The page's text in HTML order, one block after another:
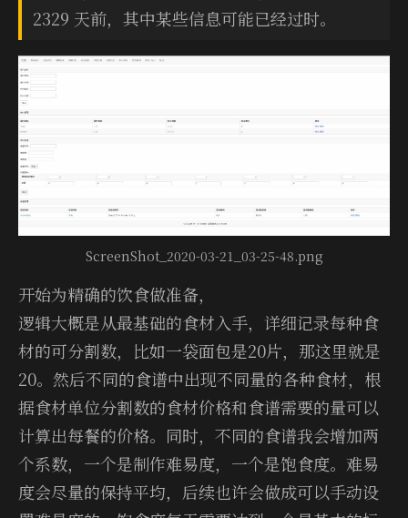
2329 天前，其中某些信息可能已经过时。
ScreenShot_2020-03-21_03-25-48.png
开始为精确的饮食做准备，
逻辑大概是从最基础的食材入手，详细记录每种食
材的可分割数，比如一袋面包是20片，那这里就是
20。然后不同的食谱中出现不同量的各种食材，根
据食材单位分割数的食材价格和食谱需要的量可以
计算出每餐的价格。同时，不同的食谱我会增加两
个系数，一个是制作难易度，一个是饱食度。难易
度会尽量的保持平均，后续也许会做成可以手动设